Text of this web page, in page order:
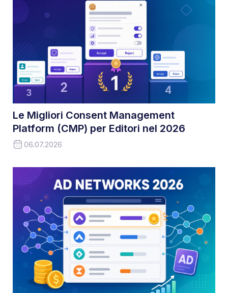
Le Migliori Consent Management
Platform (CMP) per Editori nel 2026
06.07.2026